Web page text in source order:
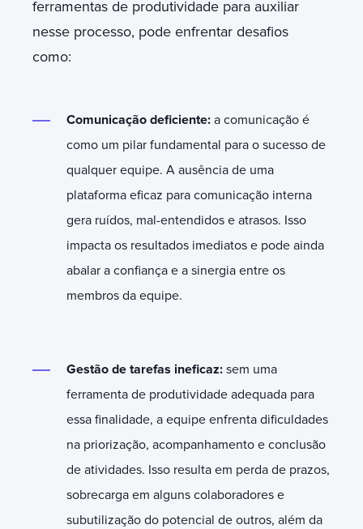
ferramentas de produtividade para auxiliar
nesse processo, pode enfrentar desafios
como:
Comunicação deficiente: a comunicação é
como um pilar fundamental para o sucesso de
qualquer equipe. A ausência de uma
plataforma eficaz para comunicação interna
gera ruídos, mal-entendidos e atrasos. Isso
impacta os resultados imediatos e pode ainda
abalar a confiança e a sinergia entre os
membros da equipe.
Gestão de tarefas ineficaz: sem uma
ferramenta de produtividade adequada para
essa finalidade, a equipe enfrenta dificuldades
na priorização, acompanhamento e conclusão
de atividades. Isso resulta em perda de prazos,
sobrecarga em alguns colaboradores e
subutilização do potencial de outros, além da